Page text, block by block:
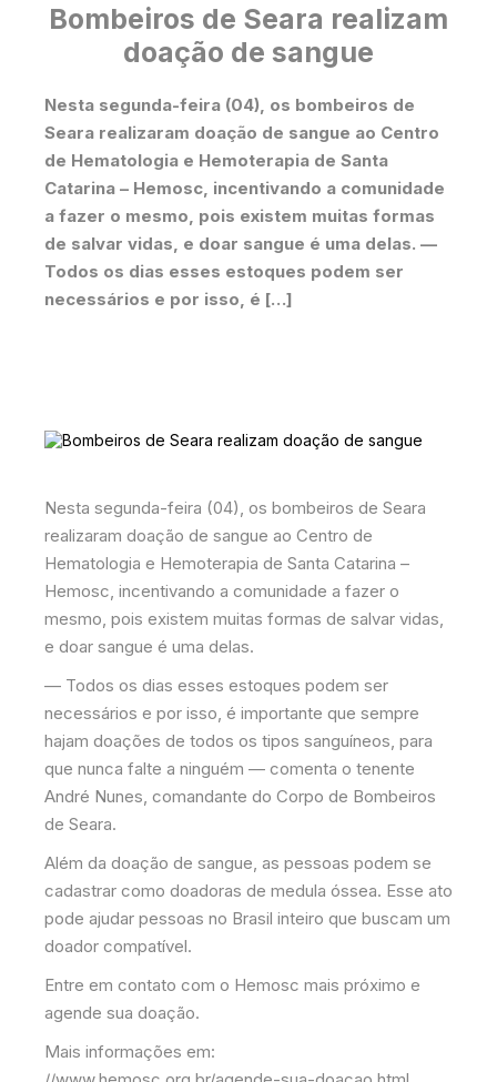
Bombeiros de Seara realizam
doação de sangue
Nesta segunda-feira (04), os bombeiros de
Seara realizaram doação de sangue ao Centro
de Hematologia e Hemoterapia de Santa
Catarina – Hemosc, incentivando a comunidade
a fazer o mesmo, pois existem muitas formas
de salvar vidas, e doar sangue é uma delas. —
Todos os dias esses estoques podem ser
necessários e por isso, é […]
Nesta segunda-feira (04), os bombeiros de Seara
realizaram doação de sangue ao Centro de
Hematologia e Hemoterapia de Santa Catarina –
Hemosc, incentivando a comunidade a fazer o
mesmo, pois existem muitas formas de salvar vidas,
e doar sangue é uma delas.
— Todos os dias esses estoques podem ser
necessários e por isso, é importante que sempre
hajam doações de todos os tipos sanguíneos, para
que nunca falte a ninguém — comenta o tenente
André Nunes, comandante do Corpo de Bombeiros
de Seara.
Além da doação de sangue, as pessoas podem se
cadastrar como doadoras de medula óssea. Esse ato
pode ajudar pessoas no Brasil inteiro que buscam um
doador compatível.
Entre em contato com o Hemosc mais próximo e
agende sua doação.
Mais informações em: